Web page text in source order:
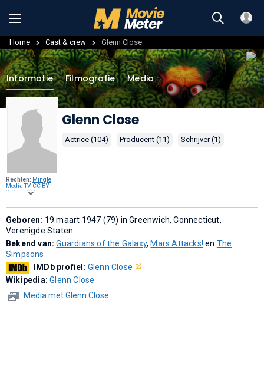
Home Cast & crew Glenn Close
Rechten: Mingle
Media TV, CC BY
2.0 , via Wikimedia
Informatie Filmografie Media
Glenn Close
Actrice (104) Producent (11) Schrijver (1)
Geboren: 19 maart 1947 (79) in Greenwich, Connecticut,
Verenigde Staten
Bekend van:Guardians of the Galaxy, Mars Attacks! en The
Simpsons
IMDb profiel: Glenn Close
Wikipedia:Glenn Close
Media met Glenn Close